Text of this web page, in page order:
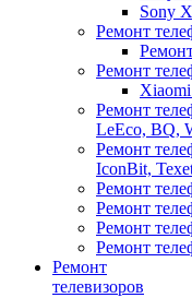
Sony
Ремонт
Ремонт
Ремонт
LeEco, BQ,
Ремонт
IconBit,
Ремонт
Ремонт
Ремонт
Ремонт
Ремонт
телевизоров